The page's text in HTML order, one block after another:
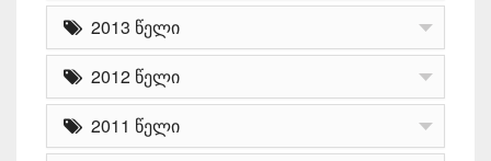
2013 წელი
2012 წელი
2011 წელი